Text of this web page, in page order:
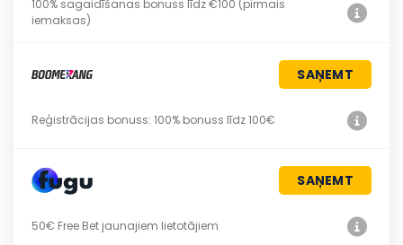
100% sagaidīšanas bonuss līdz €100 (pirmais
iemaksas)
SAŅEMT
Reģistrācijas bonuss: 100% bonuss līdz 100€
SAŅEMT
50€ Free Bet jaunajiem lietotājiem